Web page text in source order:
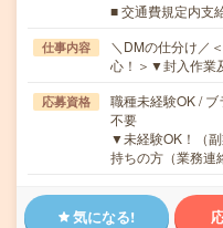
■ 交通費規定内支
仕事内容
＼DMの仕分け／
心！＞▼封入作業
応募資格
職種未経験OK /
不要
▼未経験OK！（
持ちの方（業務
気になる!